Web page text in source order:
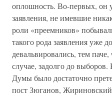
оплошность. Во-первых, он
заявления, не имевшие
роли «преемников»
такого рода заявления уже
девальвировались, тем
случае, задолго до
Думы было достаточно
пост Зюганов,